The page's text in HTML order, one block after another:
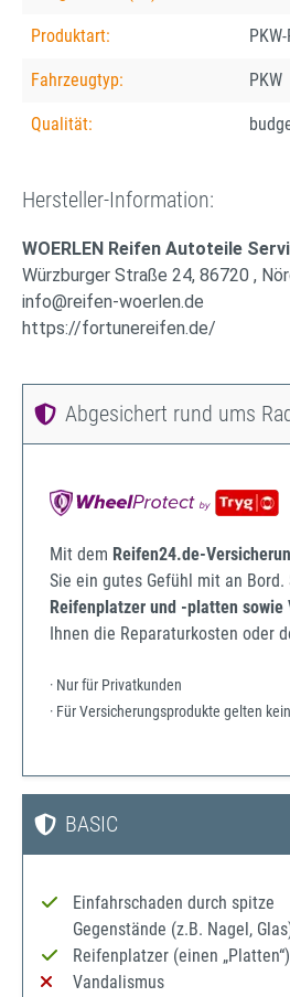
Produktart:
Fahrzeugtyp: PKW
Qualität:
Hersteller-Information:
WOERLEN Reifen Autoteile
Würzburger Straße 24, 86720 ,
info@reifen-woerlen.de
https://fortunereifen.de/
Abgesichert rund ums
Mit dem Reifen24.de-
Sie ein gutes Gefühl mit an
Reifenplatzer und -platten sowie
Ihnen die Reparaturkosten oder
· Nur für Privatkunden
· Für Versicherungsprodukte gelten
BASIC
Einfahrschaden durch spitze
Gegenstände (z.B. Nagel,
Reifenplatzer (einen „Platten“)
Vandalismus